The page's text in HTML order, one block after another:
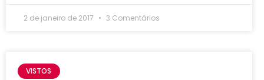
2 de janeiro de 2017 3 Comentários
VISTOS